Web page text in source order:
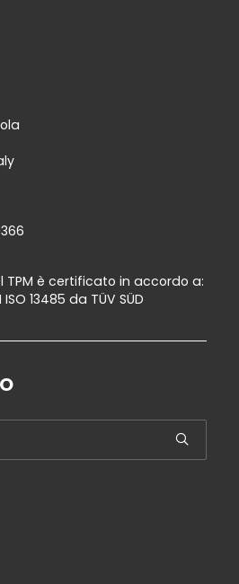
TPM è certificato in accordo a:
ISO 13485 da TÜV SÜD